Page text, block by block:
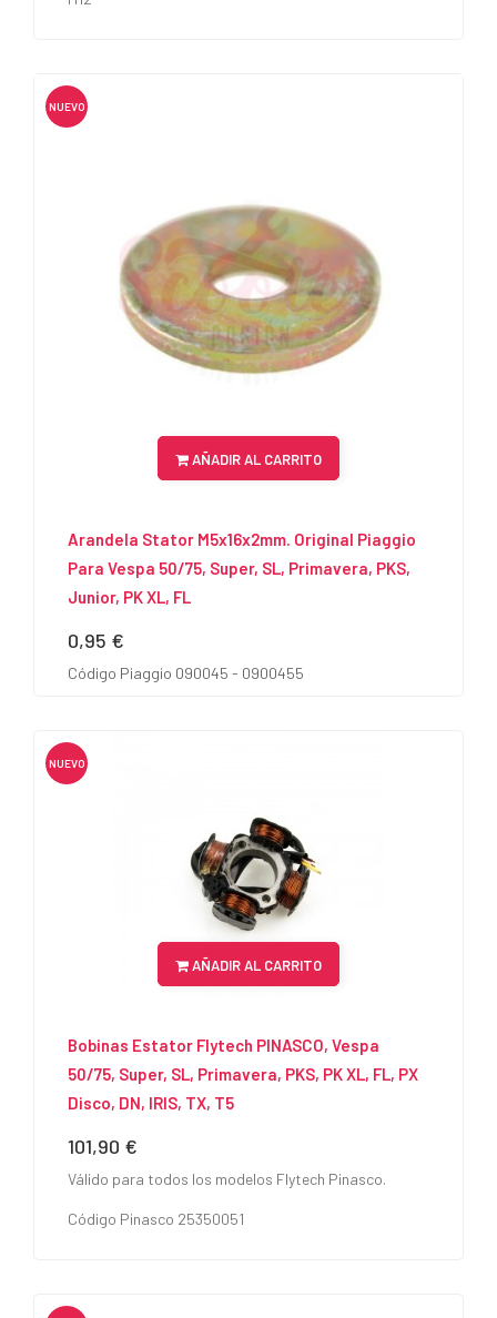
NUEVO
AÑADIR AL CARRITO
Arandela Stator M5x16x2mm. Original Piaggio
Para Vespa 50/75, Super, SL, Primavera, PKS,
Junior, PK XL, FL
Precio
0,95 €
Código Piaggio 090045 - 0900455
NUEVO
AÑADIR AL CARRITO
Bobinas Estator Flytech PINASCO, Vespa
50/75, Super, SL, Primavera, PKS, PK XL, FL, PX
Disco, DN, IRIS, TX, T5
Precio
101,90 €
Válido para todos los modelos Flytech Pinasco.
Código Pinasco 25350051